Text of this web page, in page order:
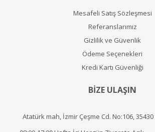
Mesafeli Satış Sözleşmesi
Referanslarımız
Gizlilik ve Güvenlik
Ödeme Seçenekleri
Kredi Kartı Güvenliği
BİZE ULAŞIN
Atatürk mah, İzmir Çeşme Cd. No:106,